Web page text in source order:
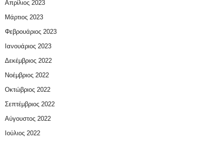
Απρίλιος 2023
Μάρτιος 2023
Φεβρουάριος 2023
Ιανουάριος 2023
Δεκέμβριος 2022
Νοέμβριος 2022
Οκτώβριος 2022
Σεπτέμβριος 2022
Αύγουστος 2022
Ιούλιος 2022